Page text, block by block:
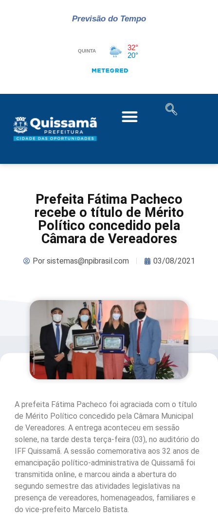
Previsão do Tempo
Prefeita Fátima Pacheco
recebe o título de Mérito
Político concedido pela
Câmara de Vereadores
Porsistemas@npibrasil.com 03/08/2021
A prefeita Fátima Pacheco foi agraciada com o título
de Mérito Político concedido pela Câmara Municipal
de Vereadores. A entrega aconteceu em sessão
solene, na tarde desta terça-feira (03), no auditório do
IFF Quissamã. A sessão comemorativa aos 32 anos de
emancipação político-administrativa de Quissamã foi
transmitida online, e marcou ainda a abertura do
segundo semestre das atividades legislativas na
presença de vereadores, homenageados, familiares e
do vice-prefeito Marcelo Batista.